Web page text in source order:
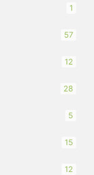
1
57
12
28
5
15
12